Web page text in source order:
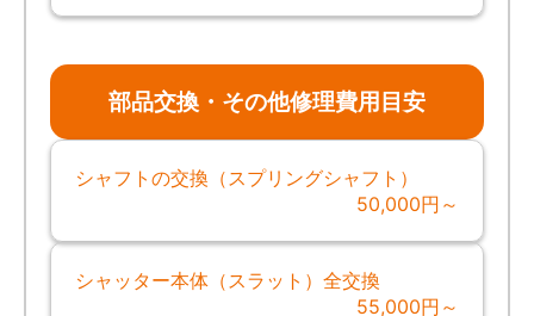
部品交換・その他修理費用目安
シャフトの交換（スプリングシャフト）
50,000円～
シャッター本体（スラット）全交換
55,000円～